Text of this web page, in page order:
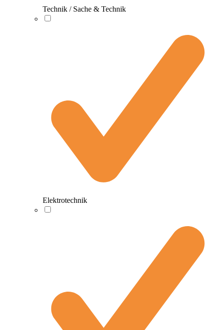
Technik / Sache & Technik
Elektrotechnik